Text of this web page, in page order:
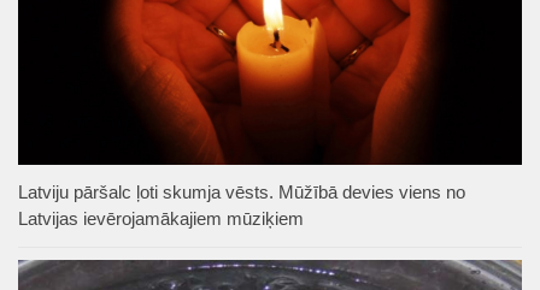
Latviju pāršalc ļoti skumja vēsts. Mūžībā devies viens no
Latvijas ievērojamākajiem mūziķiem